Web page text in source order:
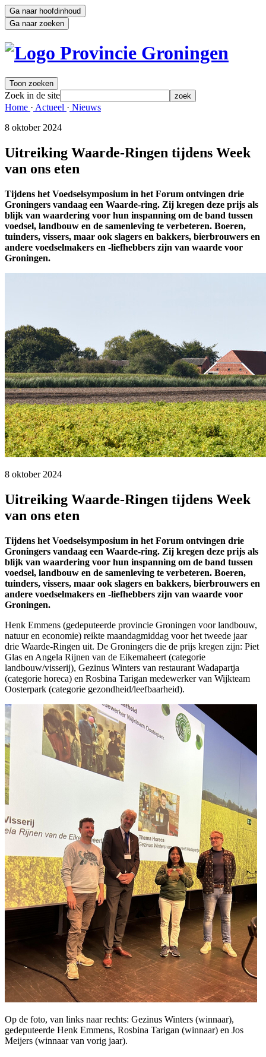
Ga naar hoofdinhoud
Ga naar zoeken
Toon zoeken
Zoek in de site zoek
Home · Actueel · Nieuws
8 oktober 2024
Uitreiking Waarde-Ringen tijdens Week
van ons eten
Tijdens het Voedselsymposium in het Forum ontvingen drie
Groningers vandaag een Waarde-ring. Zij kregen deze prijs als
blijk van waardering voor hun inspanning om de band tussen
voedsel, landbouw en de samenleving te verbeteren. Boeren,
tuinders, vissers, maar ook slagers en bakkers, bierbrouwers en
andere voedselmakers en -liefhebbers zijn van waarde voor
Groningen.
8 oktober 2024
Uitreiking Waarde-Ringen tijdens Week
van ons eten
Tijdens het Voedselsymposium in het Forum ontvingen drie
Groningers vandaag een Waarde-ring. Zij kregen deze prijs als
blijk van waardering voor hun inspanning om de band tussen
voedsel, landbouw en de samenleving te verbeteren. Boeren,
tuinders, vissers, maar ook slagers en bakkers, bierbrouwers en
andere voedselmakers en -liefhebbers zijn van waarde voor
Groningen.
Henk Emmens (gedeputeerde provincie Groningen voor landbouw,
natuur en economie) reikte maandagmiddag voor het tweede jaar
drie Waarde-Ringen uit. De Groningers die de prijs kregen zijn: Piet
Glas en Angela Rijnen van de Eikemaheert (categorie
landbouw/visserij), Gezinus Winters van restaurant Wadapartja
(categorie horeca) en Rosbina Tarigan medewerker van Wijkteam
Oosterpark (categorie gezondheid/leefbaarheid).
Op de foto, van links naar rechts: Gezinus Winters (winnaar),
gedeputeerde Henk Emmens, Rosbina Tarigan (winnaar) en Jos
Meijers (winnaar van vorig jaar).